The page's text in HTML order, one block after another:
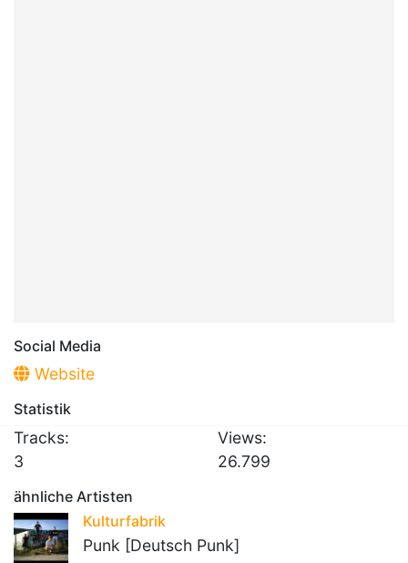
Social Media
Website
Statistik
Tracks:
3
Views:
26.799
ähnliche Artisten
Kulturfabrik
Punk [Deutsch Punk]